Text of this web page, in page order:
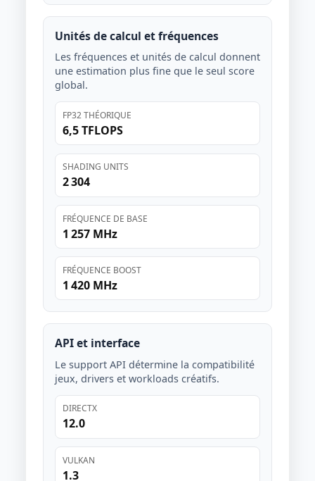
Unités de calcul et fréquences
Les fréquences et unités de calcul donnent
une estimation plus fine que le seul score
global.
FP32 THÉORIQUE
6,5 TFLOPS
SHADING UNITS
2 304
FRÉQUENCE DE BASE
1 257 MHz
FRÉQUENCE BOOST
1 420 MHz
API et interface
Le support API détermine la compatibilité
jeux, drivers et workloads créatifs.
DIRECTX
12.0
VULKAN
1.3